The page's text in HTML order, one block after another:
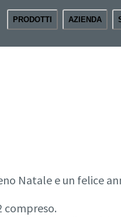
PRODOTTI AZIENDA
Natale e un felice
compreso.